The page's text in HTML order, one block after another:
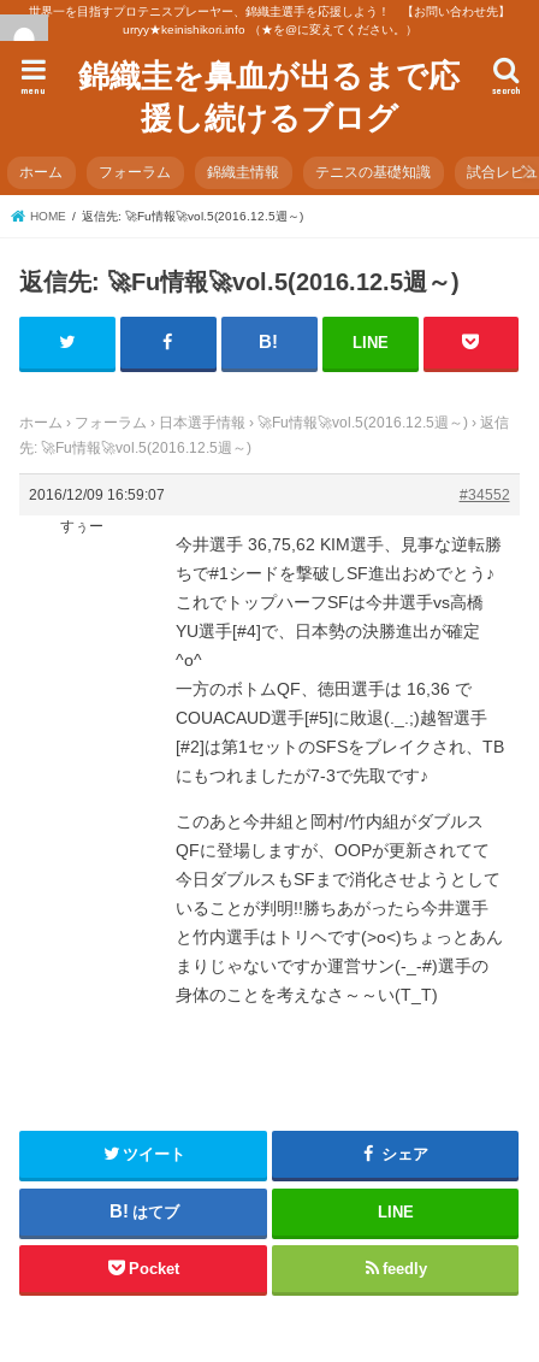
世界一を目指すプロテニスプレーヤー、錦織圭選手を応援しよう！ 【お問い合わせ先】
urryy★keinishikori.info （★を@に変えてください。）
錦織圭を鼻血が出るまで応
援し続けるブログ
search
menu
ホーム フォーラム 錦織圭情報 テニスの基礎知識 試合レビ
HOME 返信先: 🚀Fu情報🚀vol.5(2016.12.5週～)
返信先: 🚀Fu情報🚀vol.5(2016.12.5週～)
LINE
ホーム › フォーラム › 日本選手情報 › 🚀Fu情報🚀vol.5(2016.12.5週～) › 返信
先: 🚀Fu情報🚀vol.5(2016.12.5週～)
2016/12/09 16:59:07
#34552
すぅー
今井選手 36,75,62 KIM選手、見事な逆転勝
ちで#1シードを撃破しSF進出おめでとう♪
これでトップハーフSFは今井選手vs高橋
YU選手[#4]で、日本勢の決勝進出が確定
^o^
一方のボトムQF、徳田選手は 16,36 で
COUACAUD選手[#5]に敗退(._.;)越智選手
[#2]は第1セットのSFSをブレイクされ、TB
にもつれましたが7-3で先取です♪
このあと今井組と岡村/竹内組がダブルス
QFに登場しますが、OOPが更新されてて
今日ダブルスもSFまで消化させようとして
いることが判明!!勝ちあがったら今井選手
と竹内選手はトリヘです(>o<)ちょっとあん
まりじゃないですか運営サン(-_-#)選手の
身体のことを考えなさ～～い(T_T)
ツイート シェア
はてブ LINE
Pocket feedly